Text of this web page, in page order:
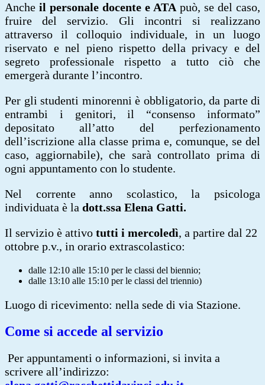
Anche il personale docente e ATA può, se del caso,
fruire del servizio. Gli incontri si realizzano
attraverso il colloquio individuale, in un luogo
riservato e nel pieno rispetto della privacy e del
segreto professionale rispetto a tutto ciò che
emergerà durante l’incontro.
Per gli studenti minorenni è obbligatorio, da parte di
entrambi i genitori, il “consenso informato”
depositato all’atto del perfezionamento
dell’iscrizione alla classe prima e, comunque, se del
caso, aggiornabile), che sarà controllato prima di
ogni appuntamento con lo studente.
Nel corrente anno scolastico, la psicologa
individuata è la dott.ssa Elena Gatti.
Il servizio è attivo tutti i mercoledì, a partire dal 22
ottobre p.v., in orario extrascolastico:
dalle 12:10 alle 15:10 per le classi del biennio;
dalle 13:10 alle 15:10 per le classi del triennio)
Luogo di ricevimento: nella sede di via Stazione.
Come si accede al servizio
Per appuntamenti o informazioni, si invita a
scrivere all’indirizzo: